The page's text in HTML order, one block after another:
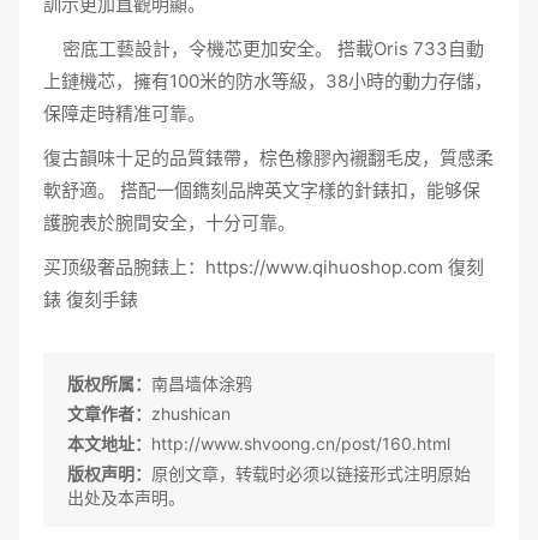
密底工藝設計，令機芯更加安全。 搭載Oris 733自動
上鏈機芯，擁有100米的防水等級，38小時的動力存儲，
保障走時精准可靠。
復古韻味十足的品質錶帶，棕色橡膠內襯翻毛皮，質感柔
軟舒適。 搭配一個鐫刻品牌英文字樣的針錶扣，能够保
護腕表於腕間安全，十分可靠。
买顶级奢品腕錶上： https://www.qihuoshop.com 復刻
錶 復刻手錶
版权所属： 南昌墙体涂鸦
文章作者： zhushican
本文地址： http://www.shvoong.cn/post/160.html
版权声明： 原创文章，转载时必须以链接形式注明原始
出处及本声明。